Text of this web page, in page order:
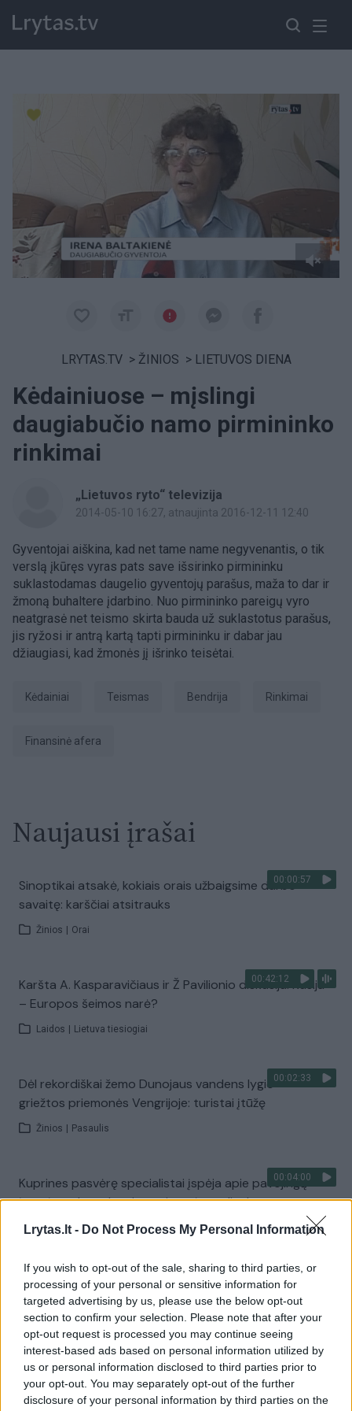
Lrytas.lt - Do Not Process My Personal Information
If you wish to opt-out of the sale, sharing to third parties, or
processing of your personal or sensitive information for
targeted advertising by us, please use the below opt-out
section to confirm your selection. Please note that after your
opt-out request is processed you may continue seeing
interest-based ads based on personal information utilized by
us or personal information disclosed to third parties prior to
your opt-out. You may separately opt-out of the further
disclosure of your personal information by third parties on the
LRYTAS.TV > ŽINIOS > LIETUVOS DIENA
Kėdainiuose – mįslingi
daugiabučio namo pirmininko
rinkimai
„Lietuvos ryto“ televizija
2014-05-10 16:27, atnaujinta 2016-12-11 12:40
Gyventojai aiškina, kad net tame name negyvenantis, o tik
verslą įkūręs vyras pats save išsirinko pirmininku
suklastodamas daugelio gyventojų parašus, maža to dar ir
žmoną buhaltere įdarbino. Nuo pirmininko pareigų vyro
neatgrasė net teismo skirta bauda už suklastotus parašus,
jis ryžosi ir antrą kartą tapti pirmininku ir dabar jau
džiaugiasi, kad žmonės jį išrinko teisėtai.
Kėdainiai Teismas bendrija Rinkimai
finansinė afera
Naujausi įrašai
00:00:57
Sinoptikai atsakė, kokiais orais užbaigsime darbo
savaitę: karščiai atsitrauks
Žinios Orai
00:42:12
Karšta A. Kasparavičiaus ir Ž Pavilionio diskusija: Rusija
– Europos šeimos narė?
Laidos Lietuva tiesiogiai
00:02:33
Dėl rekordiškai žemo Dunojaus vandens lygio –
griežtos priemonės Vengrijoje: turistai įtūžę
Žinios Pasaulis
00:04:00
Kuprines pasvėrę specialistai įspėja apie pavojingą
įprotį: tą daro daugiau nei pusė pradinukų
Žinios | Lietuvos diena
Visi įrašai
Žiūrimiausi įrašai
00:00:30